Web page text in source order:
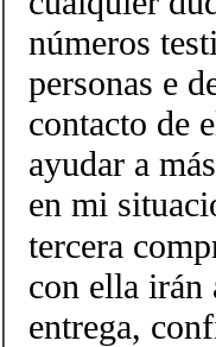
números
personas e
contacto de
ayudar a
en mi
tercera
con ella irán
entrega,